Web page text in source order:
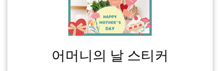
어머니의 날 스티커